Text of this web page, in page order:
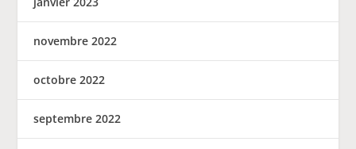
novembre 2022
octobre 2022
septembre 2022